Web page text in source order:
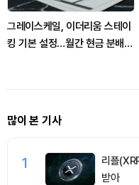
그레이스케일, 이더리움 스테이
킹 기본 설정…월간 현금 분배로
많이 본 기사
1
리플
받아